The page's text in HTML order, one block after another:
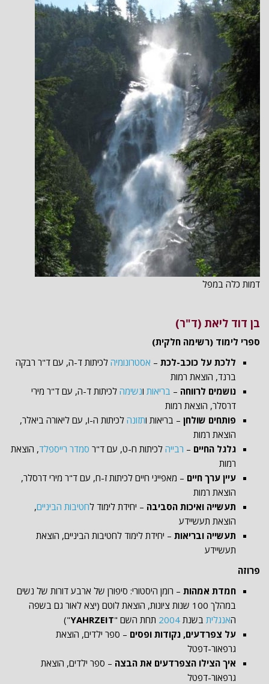
דמות כלה במפל
בן דוד ליאת (ד"ר)
ספרי לימוד (רשימה חלקית)
ללכת על כוכב-לכת – אסטרונומיה לכיתות ד-ה, עם ד"ר רבקה
ברנד, הוצאת רמות
נושמים לרווחה – בריאות ונשימה לכיתות ד-ה, עם ד"ר מירי
דרסלר, הוצאת רמות
פותחים שולחן – בריאות ותזונה לכיתות ה-ו, עם ליאורה ביאלר,
הוצאת רמות
גלגל החיים – רבייה לכיתות ח-ט, עם ד"ר סמדר רייספלד, הוצאת
רמות
עיין ערך חיים – מאפייני חיים לכיתות ז-ח, עם ד"ר מירי דרסלר,
הוצאת רמות
תעשייה ואיכות הסביבה – יחידת לימוד לחטיבות הביניים,
הוצאת תעשיידע
תעשייה ובריאות – יחידת לימוד לחטיבות הביניים, הוצאת
תעשיידע
פרוזה
חמדת אמהות – רומן היסטורי: סיפורן של ארבע דורות של נשים
במהלך 100 שנות ציונות, הוצאת לוטם (יצא לאור גם בשפה
האנגלית בשנת 2004 תחת השם "YAHRZEIT
")
על צפרדעים, נקודות ופסים – ספר ילדים, הוצאת
גרפאור-דפטל
איך הצילו הצפרדעים את הבצה – ספר ילדים, הוצאת
גרפאור-דפטל